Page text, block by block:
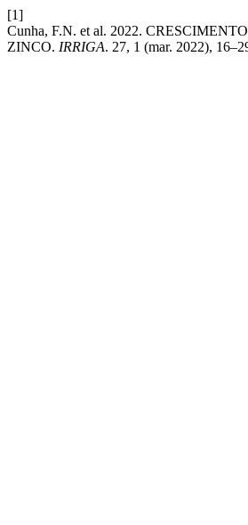
[1]
Cunha, F.N. et al. 2022.
ZINCO. IRRIGA. 27, 1 (mar. 2022),